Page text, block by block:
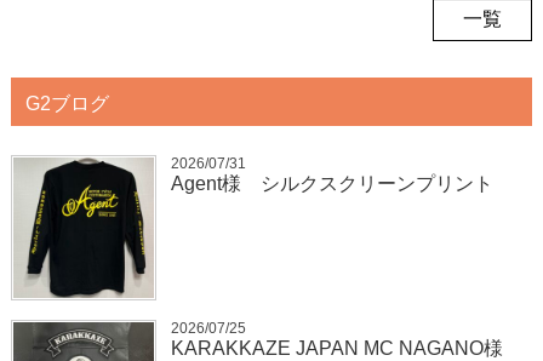
一覧
G2ブログ
2026/07/31
Agent様 シルクスクリーンプリント
2026/07/25
KARAKKAZE JAPAN MC NAGANO様